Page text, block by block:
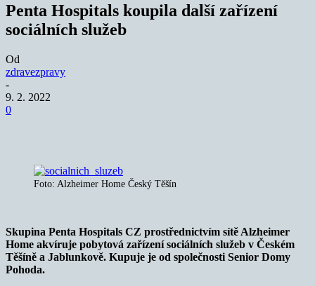
Penta Hospitals koupila další zařízení
sociálních služeb
Od
zdravezpravy
-
9. 2. 2022
0
Foto: Alzheimer Home Český Těšín
Skupina Penta Hospitals CZ prostřednictvím sítě Alzheimer
Home akvíruje pobytová zařízení sociálních služeb v Českém
Těšíně a Jablunkově. Kupuje je od společnosti Senior Domy
Pohoda.